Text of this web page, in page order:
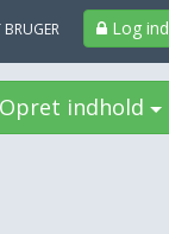
Log ind
Opret indhold